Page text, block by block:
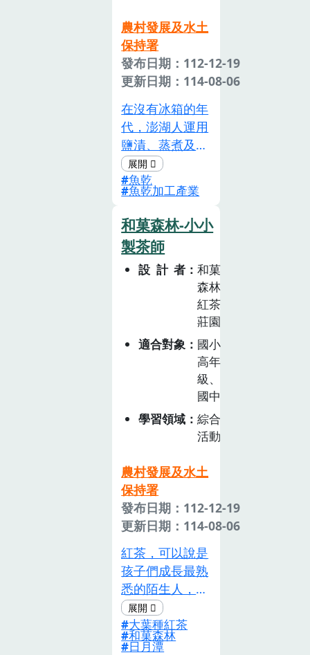
農村發展及水土
保持署
發布日期：112-12-19
更新日期：114-08-06
在沒有冰箱的年
代，澎湖人運用
鹽漬、蒸煮及日
曬三大祕技，保
存得來不易的漁
獲，後續的料理
食用則延伸了敲
魚乾的方法，以
及「醬油糖（台
語）」的食用方
式，是澎湖人難
以忘懷的傳統零
嘴。透過魚乾及
產業發展的主要
活動設計，引導
親子認識澎湖因
漁撈而發展出來
的特色產業，現
場還能學習在地
理方式，現學現
吃！
魚乾
魚乾加工產業
和菓森林-小小
製茶師
設計者
和菓
森林
紅茶
莊園
適合對象
國小
高年
級、
國中
學習領域
綜合
活動
農村發展及水土
保持署
發布日期：112-12-19
更新日期：114-08-06
紅茶，可以說是
孩子們成長最熟
悉的陌生人，從
廣告台詞中的一
芯二葉是什麼開
始，實際在茶園
大葉種紅茶
和菓森林
日月潭